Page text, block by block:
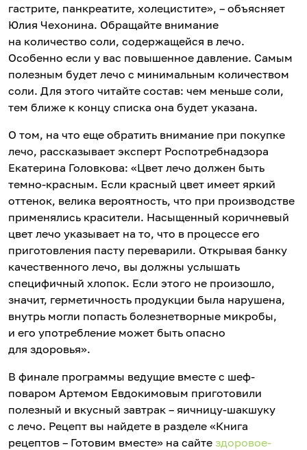
гастрите, панкреатите, холецистите», – объясняет
Юлия Чехонина. Обращайте внимание
на количество соли, содержащейся в лечо.
Особенно если у вас повышенное давление. Самым
полезным будет лечо с минимальным количеством
соли. Для этого читайте состав: чем меньше соли,
тем ближе к концу списка она будет указана.
О том, на что еще обратить внимание при покупке
лечо, рассказывает эксперт Роспотребнадзора
Екатерина Головкова: «Цвет лечо должен быть
темно-красным. Если красный цвет имеет яркий
оттенок, велика вероятность, что при производстве
применялись красители. Насыщенный коричневый
цвет лечо указывает на то, что в процессе его
приготовления пасту переварили. Открывая банку
качественного лечо, вы должны услышать
специфичный хлопок. Если этого не произошло,
значит, герметичность продукции была нарушена,
внутрь могли попасть болезнетворные микробы,
и его употребление может быть опасно
для здоровья».
В финале программы ведущие вместе с шеф-
поваром Артемом Евдокимовым приготовили
полезный и вкусный завтрак – яичницу-шакшуку
с лечо. Рецепт вы найдете в разделе «Книга
рецептов – Готовим вместе» на сайте здоровое-